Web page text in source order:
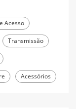
Acesso
Transmissão
Acessórios